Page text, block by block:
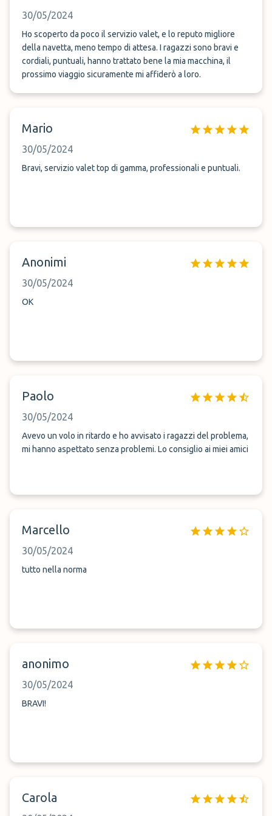
30/05/2024
Ho scoperto da poco il servizio valet, e lo reputo migliore
della navetta, meno tempo di attesa. I ragazzi sono bravi e
cordiali, puntuali, hanno trattato bene la mia macchina, il
prossimo viaggio sicuramente mi affiderò a loro.
Mario
30/05/2024
Bravi, servizio valet top di gamma, professionali e puntuali.
Anonimi
30/05/2024
OK
Paolo
30/05/2024
Avevo un volo in ritardo e ho avvisato i ragazzi del problema,
mi hanno aspettato senza problemi. Lo consiglio ai miei amici
Marcello
30/05/2024
tutto nella norma
anonimo
30/05/2024
BRAVI!
Carola